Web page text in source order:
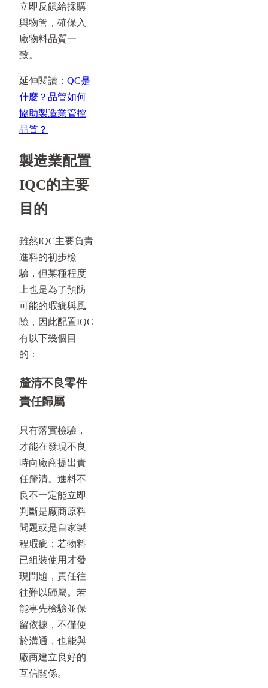
立即反饋給採購
與物管，確保入
廠物料品質一
致。
延伸閱讀： QC是
什麼？品管如何
協助製造業管控
品質？
製造業配置
IQC的主要
目的
雖然IQC主要負責
進料的初步檢
驗，但某種程度
上也是為了預防
可能的瑕疵與風
險，因此配置IQC
有以下幾個目
的：
釐清不良零件
責任歸屬
只有落實檢驗，
才能在發現不良
時向廠商提出責
任釐清。進料不
良不一定能立即
判斷是廠商原料
問題或是自家製
程瑕疵；若物料
已組裝使用才發
現問題，責任往
往難以歸屬。若
能事先檢驗並保
留依據，不僅便
於溝通，也能與
廠商建立良好的
互信關係。